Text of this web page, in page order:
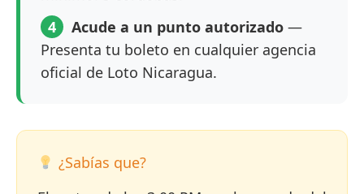
4
Acude a un punto autorizado —
Presenta tu boleto en cualquier agencia
oficial de Loto Nicaragua.
¿Sabías que?